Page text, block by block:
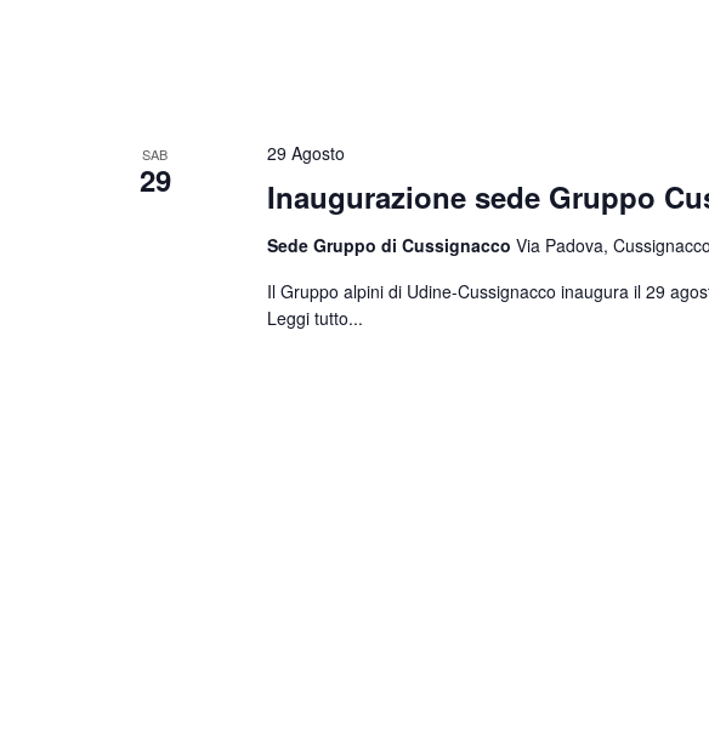
SAB
29 Inaugurazione sede Gruppo
29 Agosto
Sede Gruppo di Cussignacco Via Padova, Cussignacco
Il Gruppo alpini di Udine-Cussignacco inaugura il 29
Leggi tutto...